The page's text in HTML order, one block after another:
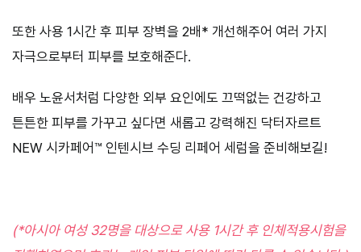
또한 사용 1시간 후 피부 장벽을 2배* 개선해주어 여러 가지
자극으로부터 피부를 보호해준다.
배우 노윤서처럼 다양한 외부 요인에도 끄떡없는 건강하고
튼튼한 피부를 가꾸고 싶다면 새롭고 강력해진 닥터자르트
NEW 시카페어™ 인텐시브 수딩 리페어 세럼을 준비해보길!
(*아시아 여성 32명을 대상으로 사용 1시간 후 인체적용시험을